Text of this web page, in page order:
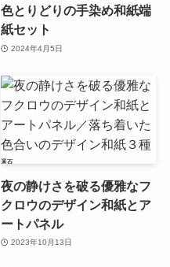
色とりどりの手染め和紙端
紙セット
2024年4月5日
夜の静けさを破る優雅なフ
クロウのデザイン和紙とア
ートパネル
2023年10月13日